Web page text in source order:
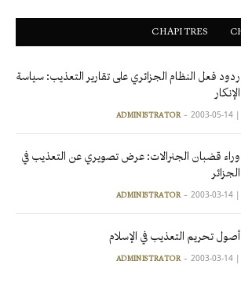
CHAPITRES
ردود فعل النظام الجزائري على تقارير التعذيب: سياسة
الإنكار
|
ADMINISTRATOR 2003-05-14
وراء قضبان الجنرالات: عرض تصويري عن التعذيب في
الجزائر
|
ADMINISTRATOR 2003-03-14
أصول تحريم التعذيب في الإسلام
|
ADMINISTRATOR 2003-03-14